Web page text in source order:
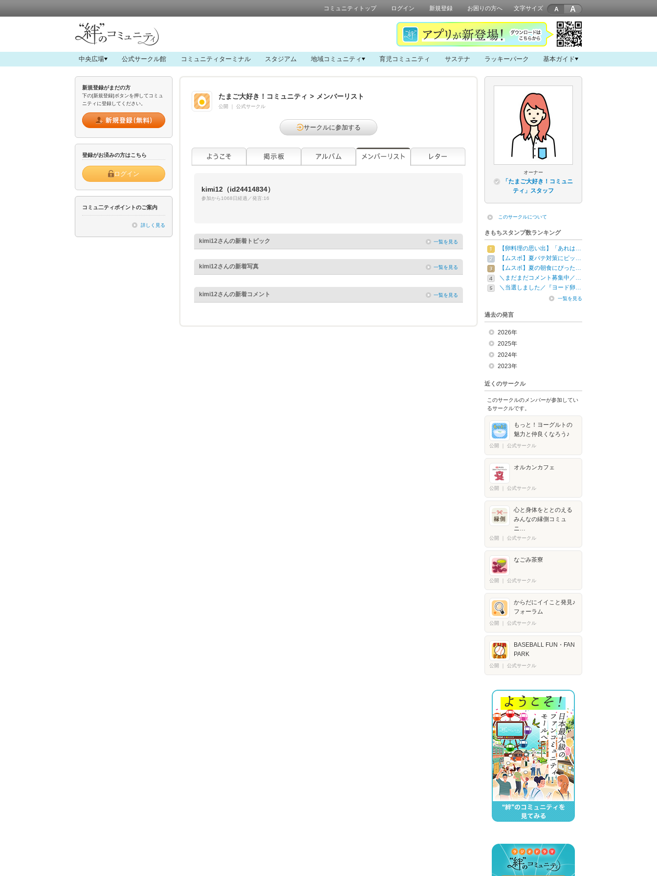
コミュニティトップ ログイン 新規登録 お困りの方へ 文字サイズ A
中央広場 公式サークル館 コミュニティターミナル スタジアム 地域コミュニティ 育児コミュニティ サステナ ラッキーパーク 基本ガイド
新規登録がまだの方
下の[新規登録]ボタンを押してコミュ
ニティに登録してください。
登録がお済みの方はこちら
ログイン
コミュ二ティポイントのご案内
詳しく見る
たまご大好き！コミュニティ > メンバーリスト
公開 公式サークル
サークルに参加する
kimi12 （id24414834）
参加から1068日経過／発言:16
kimi12さんの新着トピック 一覧を見る
kimi12さんの新着写真 一覧を見る
kimi12さんの新着コメント 一覧を見る
オーナー
「たまご大好き！コミュニ
ティ」スタッフ
このサークルについて
きもちスタンプ数ランキング
【卵料理の思い出】「あれは…
【ムスボ】夏バテ対策にピッ…
【ムスボ】夏の朝食にぴった…
＼まだまだコメント募集中／…
＼当選しました／『ヨード卵…
一覧を見る
過去の発言
2026年
2025年
2024年
2023年
近くのサークル
このサークルのメンバーが参加してい
るサークルです。
もっと！ヨーグルトの
魅力と仲良くなろう♪
公開 公式サークル
オルカンカフェ
公開 公式サークル
心と身体をととのえる
みんなの縁側コミュ
ニ…
公開 公式サークル
なごみ茶寮
公開 公式サークル
からだにイイこと発見♪
フォーラム
公開 公式サークル
BASEBALL FUN・FAN
PARK
公開 公式サークル